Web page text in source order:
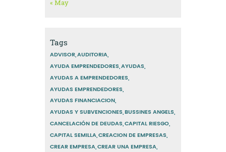
« May
Tags
ADVISOR AUDITORIA
AYUDA EMPRENDEDORES AYUDAS
AYUDAS A EMPRENDEDORES
AYUDAS EMPRENDEDORES
AYUDAS FINANCIACION
AYUDAS Y SUBVENCIONES BUSSINES ANGELS
CANCELACIÓN DE DEUDAS CAPITAL RIESGO
CAPITAL SEMILLA CREACION DE EMPRESAS
CREAR EMPRESA CREAR UNA EMPRESA